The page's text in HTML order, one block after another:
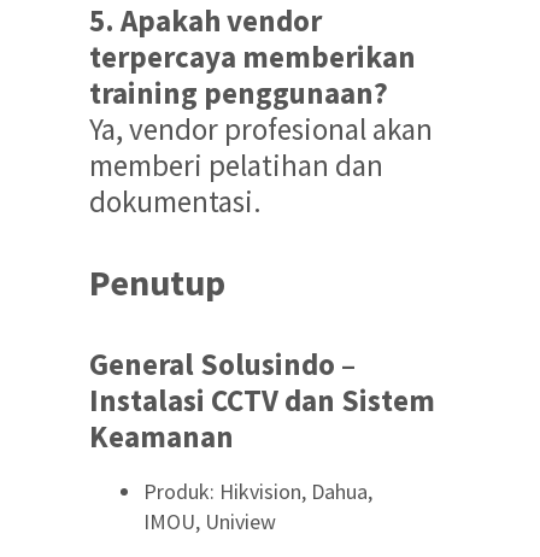
5. Apakah vendor
terpercaya memberikan
training penggunaan?
Ya, vendor profesional akan
memberi pelatihan dan
dokumentasi.
Penutup
General Solusindo –
Instalasi CCTV dan Sistem
Keamanan
Produk: Hikvision, Dahua,
IMOU, Uniview